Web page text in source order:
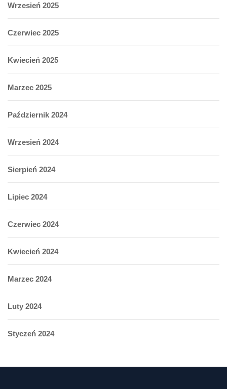
Wrzesień 2025
Czerwiec 2025
Kwiecień 2025
Marzec 2025
Październik 2024
Wrzesień 2024
Sierpień 2024
Lipiec 2024
Czerwiec 2024
Kwiecień 2024
Marzec 2024
Luty 2024
Styczeń 2024